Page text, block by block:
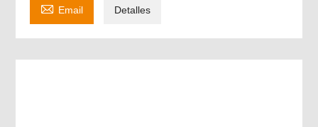
 Email Detalles